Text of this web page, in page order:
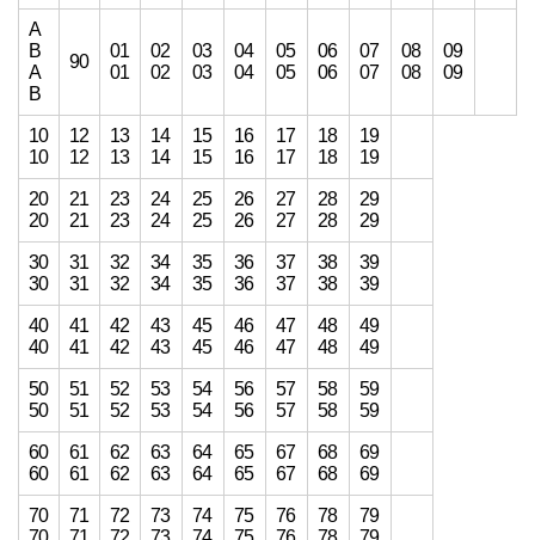
A
B
A
B
90
01
01
02
02
03
03
04
04
05
05
06
06
07
07
08
08
09
09
10
10
12
12
13
13
14
14
15
15
16
16
17
17
18
18
19
19
20
20
21
21
23
23
24
24
25
25
26
26
27
27
28
28
29
29
30
30
31
31
32
32
34
34
35
35
36
36
37
37
38
38
39
39
40
40
41
41
42
42
43
43
45
45
46
46
47
47
48
48
49
49
50
50
51
51
52
52
53
53
54
54
56
56
57
57
58
58
59
59
60
60
61
61
62
62
63
63
64
64
65
65
67
67
68
68
69
69
70
71
72
73
74
75
76
78
79